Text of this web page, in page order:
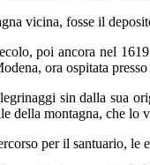
vicina, fosse il
poi ancora nel
ora ospitata
sin dalla sua
della montagna, che
per il santuario, le